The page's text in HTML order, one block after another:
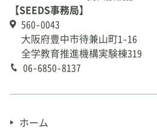
【SEEDS事務局】
560-0043
大阪府豊中市待兼山町1-16
全学教育推進機構実験棟319
06-6850-8137
ホーム